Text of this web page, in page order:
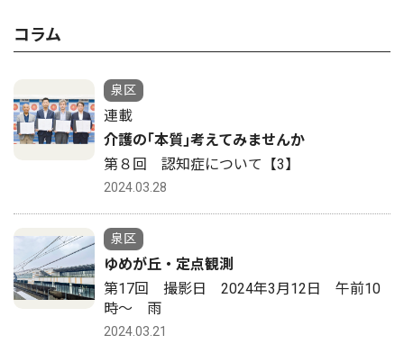
コラム
泉区
連載
介護の｢本質｣考えてみませんか
第８回 認知症について【3】
2024.03.28
泉区
ゆめが丘・定点観測
第17回 撮影日 2024年3月12日 午前10
時〜 雨
2024.03.21